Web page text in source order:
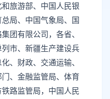
旅游部、中国人民银
局、中国气象局、国
团有限公司，各省、
市、新疆生产建设兵
、财政、交通运输、
、金融监管局、体育
路监管局，中国人民